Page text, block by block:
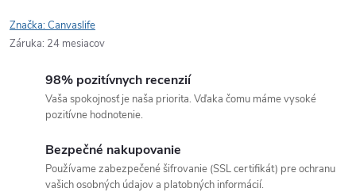
Značka:Canvaslife
Záruka: 24 mesiacov
98% pozitívnych recenzií
Vaša spokojnosť je naša priorita. Vďaka čomu máme vysoké
pozitívne hodnotenie.
Bezpečné nakupovanie
Používame zabezpečené šifrovanie (SSL certifikát) pre ochranu
vašich osobných údajov a platobných informácií.